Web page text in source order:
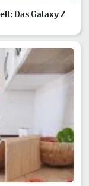
Das Galaxy Z